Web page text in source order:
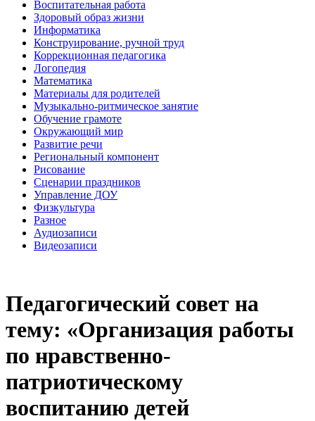
Воспитательная работа
Здоровый образ жизни
Информатика
Конструирование, ручной труд
Коррекционная педагогика
Логопедия
Математика
Материалы для родителей
Музыкально-ритмическое занятие
Обучение грамоте
Окружающий мир
Развитие речи
Региональный компонент
Рисование
Сценарии праздников
Управление ДОУ
Физкультура
Разное
Аудиозаписи
Видеозаписи
Педагогический совет на
тему: «Организация работы
по нравственно-
патриотическому
воспитанию детей